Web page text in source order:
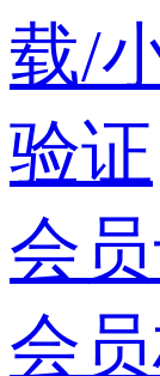
载/
验证
会
会